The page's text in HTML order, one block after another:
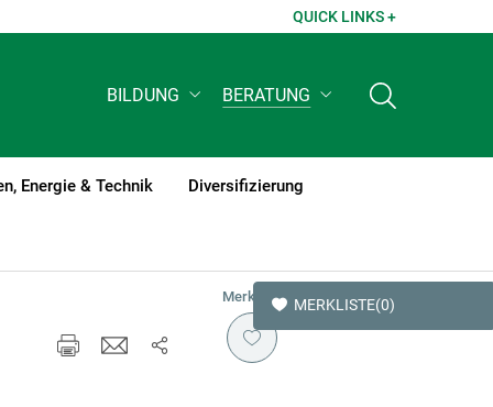
QUICK LINKS +
BILDUNG BERATUNG
Energie & Technik Diversifizierung
Merken MERKLISTE(0)